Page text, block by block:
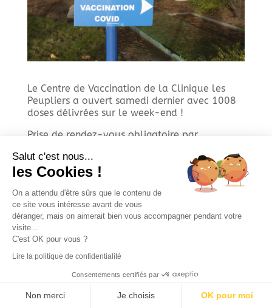
Le Centre de Vaccination de la Clinique les
Peupliers a ouvert samedi dernier avec 1008
doses délivrées sur le week-end !
Prise de rendez-vous obligatoire par
En collaboration avec la CPTS de la Marque
et la Ville de Villeneuve d’Ascq.
Mentions légales
Salut c'est nous...
les Cookies !
On a attendu d'être sûrs que le contenu de
ce site vous intéresse avant de vous
déranger, mais on aimerait bien vous accompagner pendant votre
visite...
C'est OK pour vous ?
Lire la politique de confidentialité
Consentements certifiés par
Non merci Je choisis OK pour moi